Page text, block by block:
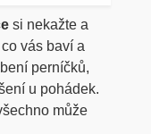
si nekažte a
vás baví a
perníčků,
u pohádek.
může